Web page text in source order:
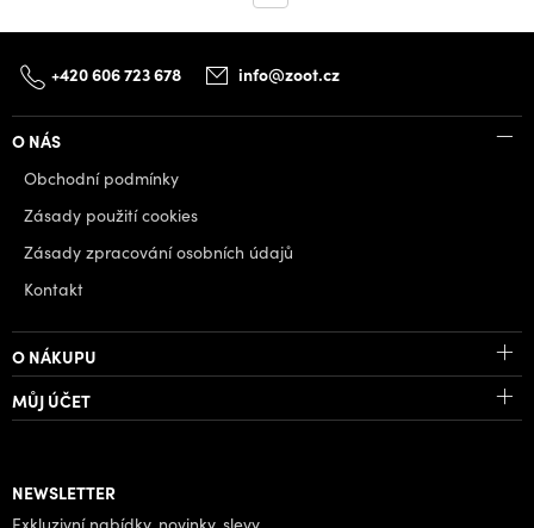
+420 606 723 678 info@zoot.cz
O NÁS
Obchodní podmínky
Zásady použití cookies
Zásady zpracování osobních údajů
Kontakt
O NÁKUPU
MŮJ ÚČET
NEWSLETTER
Exkluzivní nabídky, novinky, slevy.